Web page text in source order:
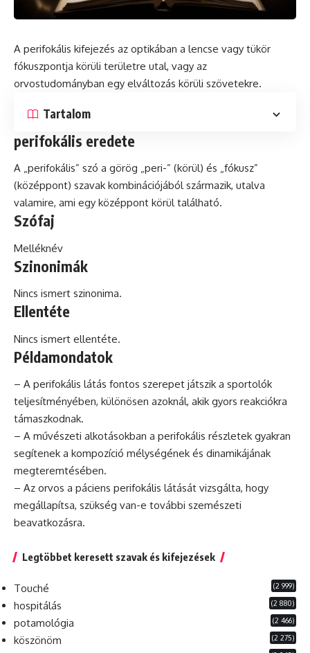
A perifokális kifejezés az optikában a lencse vagy tükör
fókuszpontja körüli területre utal, vagy az
orvostudományban egy elváltozás körüli szövetekre.
Tartalom
perifokális eredete
A „perifokális” szó a görög „peri-” (körül) és „fókusz”
(középpont) szavak kombinációjából származik, utalva
valamire, ami egy középpont körül található.
Szófaj
Melléknév
Szinonimák
Nincs ismert szinonima.
Ellentéte
Nincs ismert ellentéte.
Példamondatok
– A perifokális látás fontos szerepet játszik a sportolók
teljesítményében, különösen azoknál, akik gyors reakciókra
támaszkodnak.
– A művészeti alkotásokban a perifokális részletek gyakran
segítenek a kompozíció mélységének és dinamikájának
megteremtésében.
– Az orvos a páciens perifokális látását vizsgálta, hogy
megállapítsa, szükség van-e további szemészeti
beavatkozásra.
Legtöbbet keresett szavak és kifejezések
Touché (2 999)
hospitálás (2 880)
potamológia (2 466)
köszönöm (2 275)